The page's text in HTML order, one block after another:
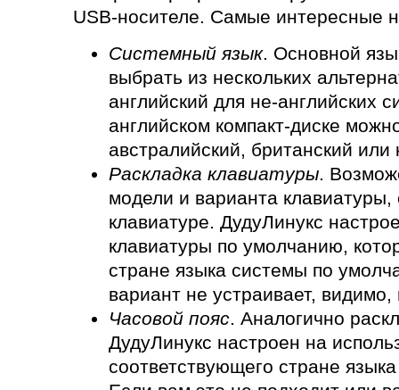
USB-носителе. Самые интересные
Системный язык. Основной
выбрать из нескольких
английский для не-английских
английском компакт-диске
австралийский, британский или
Раскладка клавиатуры.
модели и варианта
клавиатуре. ДудуЛинукс
клавиатуры по умолчанию,
стране языка системы по
вариант не устраивает,
Часовой пояс. Аналогично
ДудуЛинукс настроен на
соответствующего стране